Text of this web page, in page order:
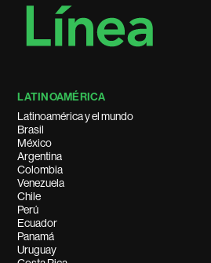
LATINOAMÉRICA
Latinoamérica y el mundo
Brasil
México
Argentina
Colombia
Venezuela
Chile
Perú
Ecuador
Panamá
Uruguay